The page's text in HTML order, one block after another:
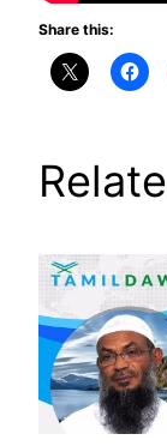
Share this: